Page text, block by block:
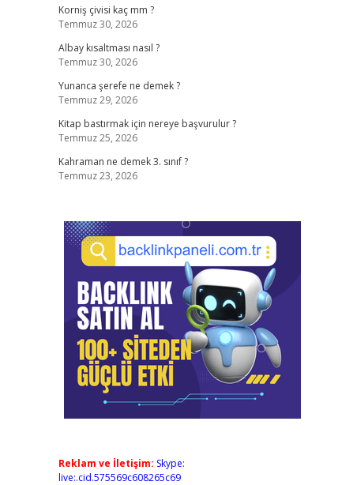
Korniş çivisi kaç mm ?
Temmuz 30, 2026
Albay kısaltması nasıl ?
Temmuz 30, 2026
Yunanca şerefe ne demek ?
Temmuz 29, 2026
Kitap bastırmak için nereye başvurulur ?
Temmuz 25, 2026
Kahraman ne demek 3. sınıf ?
Temmuz 23, 2026
Reklam ve İletişim: Skype:
live:.cid.575569c608265c69